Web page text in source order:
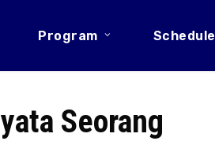
Program Schedule
Seorang